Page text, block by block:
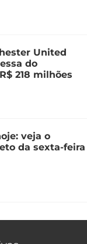
United
do
218 milhões
veja o
da sexta-feira